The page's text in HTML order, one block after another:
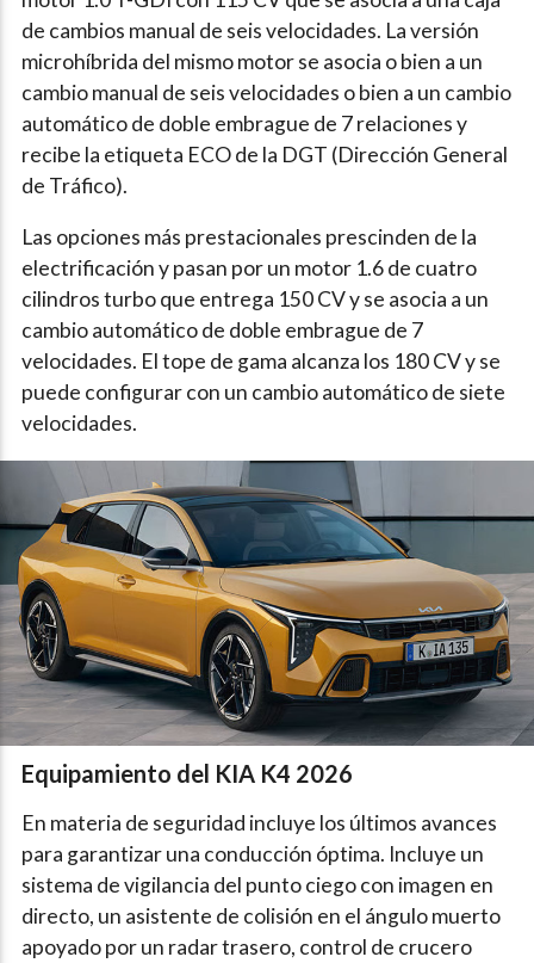
de cambios manual de seis velocidades. La versión
microhíbrida del mismo motor se asocia o bien a un
cambio manual de seis velocidades o bien a un cambio
automático de doble embrague de 7 relaciones y
recibe la etiqueta ECO de la DGT (Dirección General
de Tráfico).
Las opciones más prestacionales prescinden de la
electrificación y pasan por un motor 1.6 de cuatro
cilindros turbo que entrega 150 CV y se asocia a un
cambio automático de doble embrague de 7
velocidades. El tope de gama alcanza los 180 CV y se
puede configurar con un cambio automático de siete
velocidades.
Equipamiento del KIA K4 2026
En materia de seguridad incluye los últimos avances
para garantizar una conducción óptima. Incluye un
sistema de vigilancia del punto ciego con imagen en
directo, un asistente de colisión en el ángulo muerto
apoyado por un radar trasero, control de crucero